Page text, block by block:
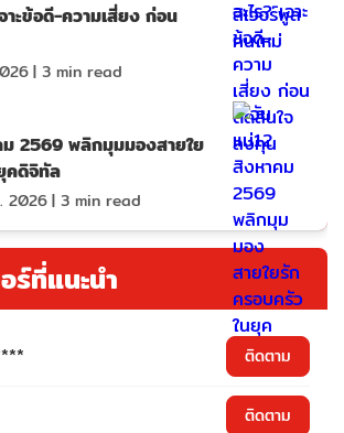
าะข้อดี-ความเสี่ยง ก่อน
| 3 min read
2569 พลิกมุมมองสายใย
คดิจิทัล
2026| 3 min read
ร์ที่แนะนำ
ติดตาม
ติดตาม